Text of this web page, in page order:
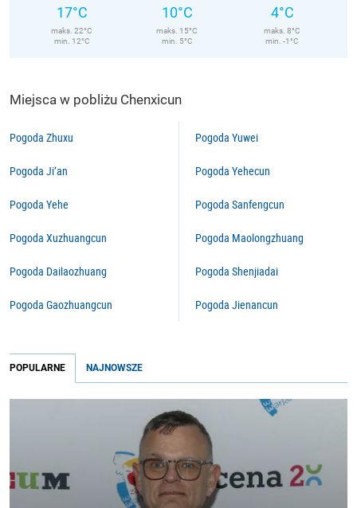
17°C
maks. 22°C
min. 12°C
10°C
maks. 15°C
min. 5°C
4°C
maks. 8°C
min. -1°C
Miejsca w pobliżu Chenxicun
Pogoda Zhuxu
Pogoda Ji’an
Pogoda Yehe
Pogoda Xuzhuangcun
Pogoda Dailaozhuang
Pogoda Gaozhuangcun
Pogoda Yuwei
Pogoda Yehecun
Pogoda Sanfengcun
Pogoda Maolongzhuang
Pogoda Shenjiadai
Pogoda Jienancun
POPULARNE NAJNOWSZE